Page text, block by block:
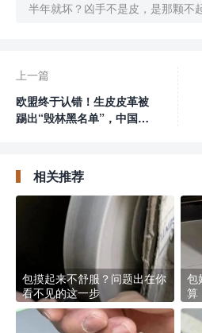
半年就坏？凶手不是皮，是那颗不
上一篇
欧盟终于认错！生皮皮革被
踢出“毁林黑名单”，中国皮
相关推荐
包摸起来不舒服？问题出在你
看不见的这一步
包
算